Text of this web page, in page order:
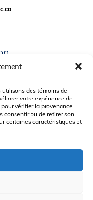
utilisons des témoins de
votre expérience de
vérifier la provenance
consentir ou de retirer son
certaines caractéristiques et
L’ÉLÈVE